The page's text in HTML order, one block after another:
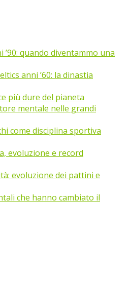
quando diventammo una
anni ’60: la dinastia
più dure del pianeta
mentale nelle grandi
come disciplina sportiva
evoluzione e record
evoluzione dei pattini e
che hanno cambiato il